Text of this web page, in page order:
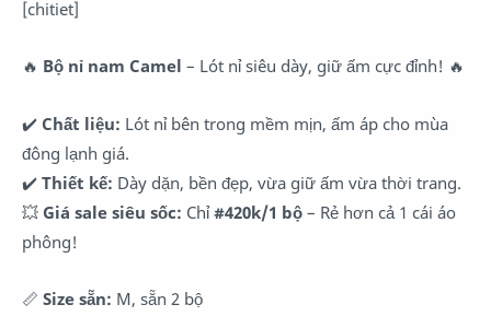
[chitiet]
🔥 Bộ nỉ nam Camel – Lót nỉ siêu dày, giữ ấm cực đỉnh! 🔥
✔️ Chất liệu: Lót nỉ bên trong mềm mịn, ấm áp cho mùa
đông lạnh giá.
✔️ Thiết kế: Dày dặn, bền đẹp, vừa giữ ấm vừa thời trang.
💥 Giá sale siêu sốc: Chỉ#420k/1 bộ – Rẻ hơn cả 1 cái áo
phông!
📏 Size sẵn: M, sẵn 2 bộ